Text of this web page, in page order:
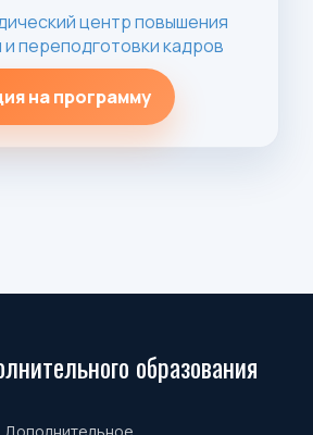
центр повышения
переподготовки кадров
на программу
образования
Дополнительное